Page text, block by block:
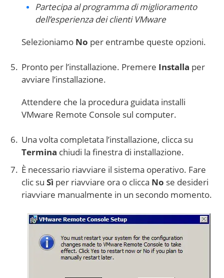
Partecipa al programma di miglioramento
dell’esperienza dei clienti VMware
Selezioniamo No per entrambe queste opzioni.
Pronto per l’installazione. Premere Installa per
avviare l’installazione.
Attendere che la procedura guidata installi
VMware Remote Console sul computer.
Una volta completata l’installazione, clicca su
Termina chiudi la finestra di installazione.
È necessario riavviare il sistema operativo. Fare
clic su Sì per riavviare ora o clicca No se desideri
riavviare manualmente in un secondo momento.